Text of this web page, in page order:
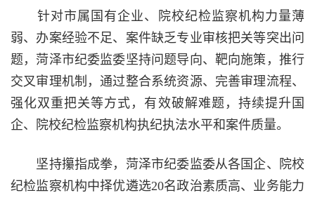
针对市属国有企业、院校纪检监察机构力量薄
弱、办案经验不足、案件缺乏专业审核把关等突出问
题，菏泽市纪委监委坚持问题导向、靶向施策，推行
交叉审理机制，通过整合系统资源、完善审理流程、
强化双重把关等方式，有效破解难题，持续提升国
企、院校纪检监察机构执纪执法水平和案件质量。
坚持攥指成拳，菏泽市纪委监委从各国企、院校
纪检监察机构中择优遴选20名政治素质高、业务能力